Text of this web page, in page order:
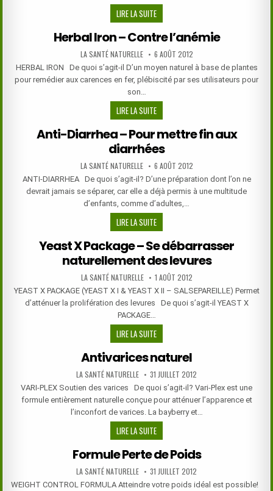
LIRE LA SUITEENER-
G
–
POUR
LE
RETOUR
DE
Herbal Iron – Contre l’anémie
AUTHOR:
LA SANTÉ NATURELLE PUBLISHED
DATE:
6 AOÛT 2012
HERBAL IRON De quoi s’agit-il D’un moyen naturel à base de plantes
pour remédier aux carences en fer, plébiscité par ses utilisateurs pour
son…
LIRE LA SUITEHERBAL
IRON
–
CONTRE
L’ANÉMIE
Anti-Diarrhea – Pour mettre fin aux
diarrhées
AUTHOR:
LA SANTÉ NATURELLE PUBLISHED
DATE:
6 AOÛT 2012
ANTI-DIARRHEA De quoi s’agit-il? D’une préparation dont l’on ne
devrait jamais se séparer, car elle a déjà permis à une multitude
d’enfants, comme d’adultes,…
LIRE LA SUITEANTI-
DIARRHEA
–
POUR
METTRE
FIN
AUX
DIARRHÉES
Yeast X Package – Se débarrasser
naturellement des levures
AUTHOR:
LA SANTÉ NATURELLE PUBLISHED
DATE:
1 AOÛT 2012
YEAST X PACKAGE (YEAST X I & YEAST X II – SALSEPAREILLE) Permet
d’atténuer la prolifération des levures De quoi s’agit-il YEAST X
PACKAGE…
LIRE LA SUITEYEAST
X
PACKAGE
–
SE
DÉBARRASSER
NATURELLEMENT
DES
LEVURES
Antivarices naturel
AUTHOR:
LA SANTÉ NATURELLE PUBLISHED
DATE:
31 JUILLET 2012
VARI-PLEX Soutien des varices De quoi s’agit-il? Vari-Plex est une
formule entièrement naturelle conçue pour atténuer l’apparence et
l’inconfort de varices. La bayberry et…
LIRE LA SUITEANTIVARICES
NATUREL
Formule Perte de Poids
AUTHOR:
LA SANTÉ NATURELLE PUBLISHED
DATE:
31 JUILLET 2012
WEIGHT CONTROL FORMULA Atteindre votre poids idéal est possible!